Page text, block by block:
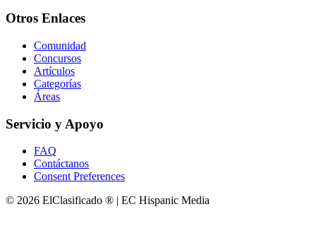
Otros Enlaces
Comunidad
Concursos
Artículos
Categorías
Áreas
Servicio y Apoyo
FAQ
Contáctanos
Consent Preferences
© 2026 ElClasificado ® | EC Hispanic Media